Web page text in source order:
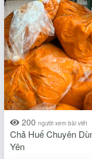
200 người xem bài viết
Chả Huế Chuyên
Yên